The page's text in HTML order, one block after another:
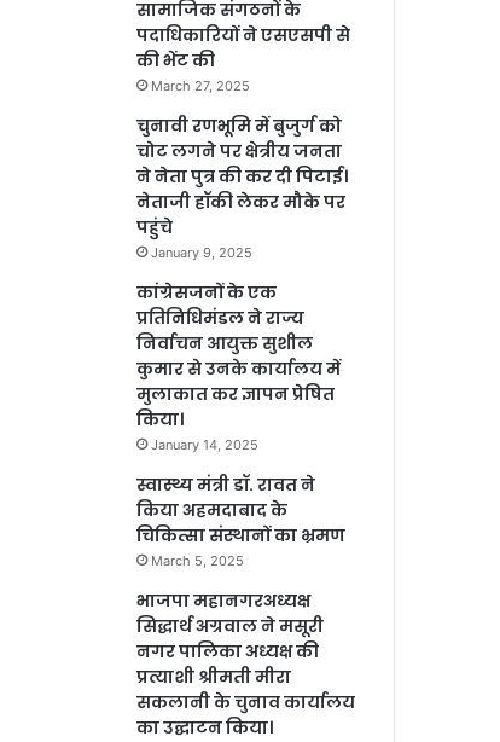
सामाजिक संगठनों के
पदाधिकारियों ने एसएसपी से
की भेंट की
March 27, 2025
चुनावी रणभूमि में बुजुर्ग को
चोट लगने पर क्षेत्रीय जनता
ने नेता पुत्र की कर दी पिटाई।
नेताजी हॉकी लेकर मौके पर
पहुंचे
January 9, 2025
कांग्रेसजनों के एक
प्रतिनिधिमंडल ने राज्य
निर्वाचन आयुक्त सुशील
कुमार से उनके कार्यालय में
मुलाकात कर ज्ञापन प्रेषित
किया।
January 14, 2025
स्वास्थ्य मंत्री डॉ. रावत ने
किया अहमदाबाद के
चिकित्सा संस्थानों का भ्रमण
March 5, 2025
भाजपा महानगरअध्यक्ष
सिद्धार्थ अग्रवाल ने मसूरी
नगर पालिका अध्यक्ष की
प्रत्याशी श्रीमती मीरा
सकलानी के चुनाव कार्यालय
का उद्घाटन किया।